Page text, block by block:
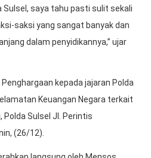
Sulsel, saya tahu pasti sulit sekali
saksi yang sangat banyak dan
dalam penyidikannya,” ujar
kepada jajaran Polda
Keuangan Negara terkait
Polda Sulsel Jl. Perintis
(26/12).